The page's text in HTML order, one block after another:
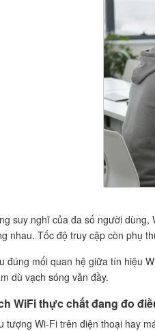
suy nghĩ của đa số người dùng,
nhau. Tốc độ truy cập còn phụ
đúng mối quan hệ giữa tín hiệu
dù vạch sóng vẫn đầy.
WiFi thực chất đang đo
tượng Wi-Fi trên điện thoại hay